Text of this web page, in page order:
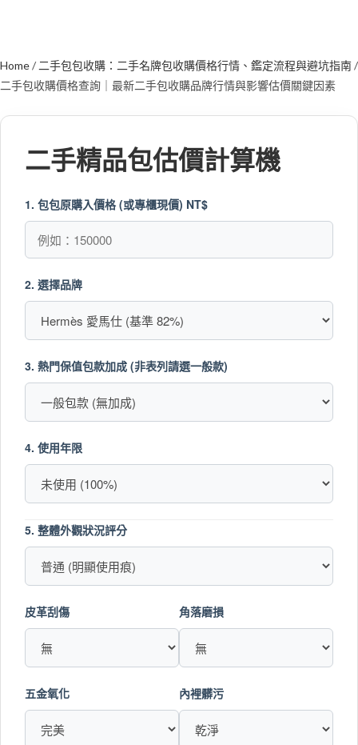
Home/ 二手包包收購：二手名牌包收購價格行情、鑑定流程與避坑指南/
二手包收購價格查詢｜最新二手包收購品牌行情與影響估價關鍵因素
二手精品包估價計算機
1. 包包原購入價格 (或專櫃現價) NT$
2. 選擇品牌
3. 熱門保值包款加成 (非表列請選一般款)
4. 使用年限
5. 整體外觀狀況評分
皮革刮傷 角落磨損
五金氧化 內裡髒污